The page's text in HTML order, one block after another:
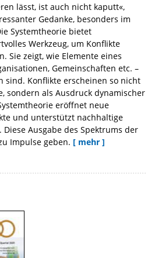
lässt, ist auch nicht kaputt«,
Gedanke, besonders im
Systemtheorie bietet
Werkzeug, um Konflikte
Sie zeigt, wie Elemente eines
Gemeinschaften etc. –
sind. Konflikte erscheinen so nicht
sondern als Ausdruck dynamischer
eröffnet neue
und unterstützt nachhaltige
Ausgabe des Spektrums der
Impulse geben. [ mehr ]